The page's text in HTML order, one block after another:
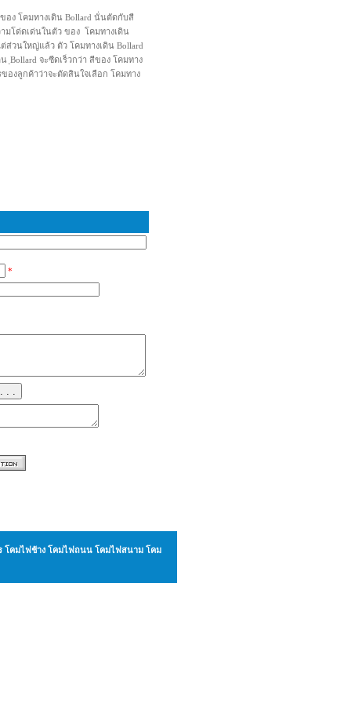
อง โคมทางเดิน Bollard นั่นตัดกับสี
มโด่ดเด่นในตัว ของ โคมทางเดิน
ส่วนใหญ่แล้ว ตัว โคมทางเดิน Bollard
Bollard จะซีดเร็วกว่า สีของ โคมทาง
งลูกค้าว่าจะตัดสินใจเลือก โคมทาง
*
โคมไฟช้าง โคมไฟถนน โคมไฟสนาม โคม